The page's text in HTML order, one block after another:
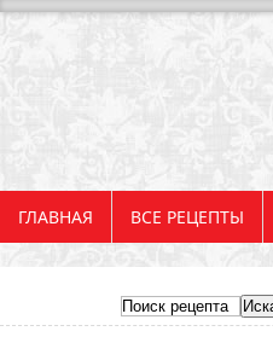
ГЛАВНАЯ ВСЕ РЕЦЕПТЫ